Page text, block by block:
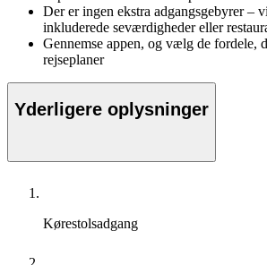
Der er ingen ekstra adgangsgebyrer –
inkluderede seværdigheder eller
Gennemse appen, og vælg de fordele,
rejseplaner
Yderligere oplysninger
Kørestolsadgang